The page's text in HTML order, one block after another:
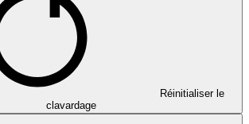
Réinitialiser le
clavardage